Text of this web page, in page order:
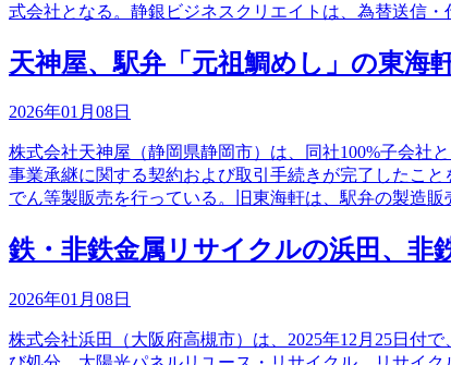
式会社となる。静銀ビジネスクリエイトは、為替送信・
天神屋、駅弁「元祖鯛めし」の東海
2026年01月08日
株式会社天神屋（静岡県静岡市）は、同社100%子会社
事業承継に関する契約および取引手続きが完了したこ
でん等製販売を行っている。旧東海軒は、駅弁の製造販
鉄・非鉄金属リサイクルの浜田、
2026年01月08日
株式会社浜田（大阪府高槻市）は、2025年12月25日付